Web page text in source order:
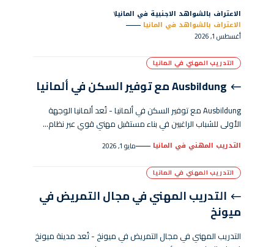
الاعتراف بالشواهد الاجنبية في المانيا
الاعتراف بالشواهد في المانيا
أغسطس 1, 2026
التدريب المهني في المانيا
Ausbildung مع توفير السكن في ألمانيا
Ausbildung مع توفير السكن في ألمانيا - تُعد ألمانيا الوجهة
الأولى للشباب الراغبين في بناء مستقبل مهني قوي عبر نظام…
التدريب المهني في المانيا مايو 1, 2026
التدريب المهني في المانيا
التدريب المهني في مجال التمريض في
ميونخ
التدريب المهني في مجال التمريض في ميونخ - تُعد مدينة ميونخ